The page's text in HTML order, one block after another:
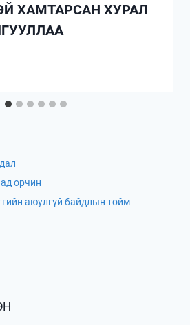
ХАМТАРСАН ХУРАЛ
орчин
аюулгүй байдлын тойм